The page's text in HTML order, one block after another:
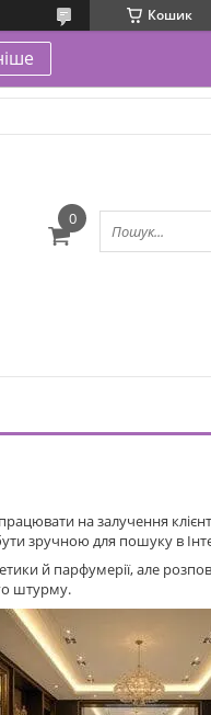
Кошик
на залучення
бути зручною для пошуку в
й парфумерії, але
штурму.